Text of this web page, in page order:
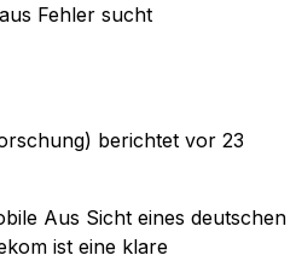
Fehler sucht
berichtet vor 23
Aus Sicht eines deutschen
ist eine klare